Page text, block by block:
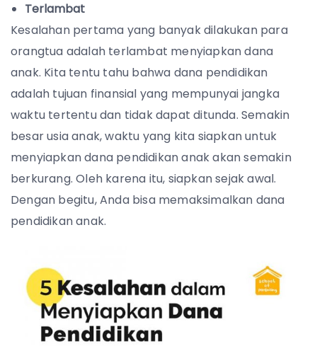
Terlambat
Kesalahan pertama yang banyak dilakukan para
orangtua adalah terlambat menyiapkan dana
anak. Kita tentu tahu bahwa dana pendidikan
adalah tujuan finansial yang mempunyai jangka
waktu tertentu dan tidak dapat ditunda. Semakin
besar usia anak, waktu yang kita siapkan untuk
menyiapkan dana pendidikan anak akan semakin
berkurang. Oleh karena itu, siapkan sejak awal.
Dengan begitu, Anda bisa memaksimalkan dana
pendidikan anak.